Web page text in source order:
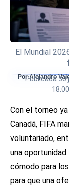
El Mundial
Por Alejandro
Publicada 30
Con el torneo
Canadá, FIFA
voluntariado,
una
cómodo para
para que una